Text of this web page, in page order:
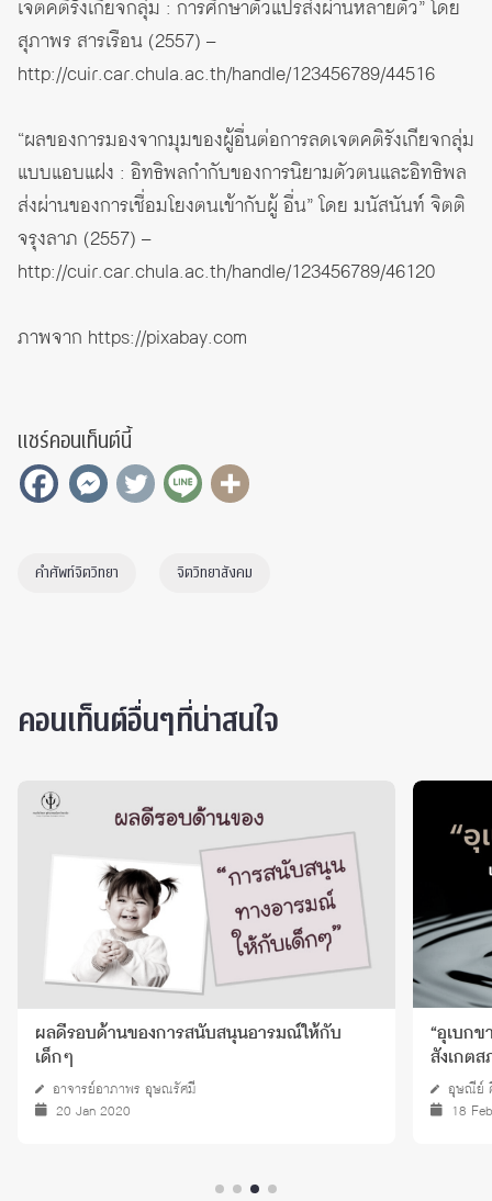
เจตคติรังเกียจกลุ่ม : การศึกษาตัวแปรส่งผ่านหลายตัว” โดย
สุภาพร สารเรือน (2557) –
http://cuir.car.chula.ac.th/handle/123456789/44516
“ผลของการมองจากมุมของผู้อื่นต่อการลดเจตคติรังเกียจกลุ่ม
แบบแอบแฝง : อิทธิพลกำกับของการนิยามตัวตนและอิทธิพล
ส่งผ่านของการเชื่อมโยงตนเข้ากับผู้ อื่น” โดย มนัสนันท์ จิตติ
จรุงลาภ (2557) –
http://cuir.car.chula.ac.th/handle/123456789/46120
ภาพจาก https://pixabay.com
แชร์คอนเท็นต์นี้
คำศัพท์จิตวิทยา จิตวิทยาสังคม
คอนเท็นต์อื่นๆที่น่าสนใจ
ผลดีรอบด้านของการสนับสนุนอารมณ์ให้กับ
เด็กๆ
อาจารย์อาภาพร อุษณรัศมี
20 Jan 2020
“อุเบก
สังเกตส
อุษณีย์
18